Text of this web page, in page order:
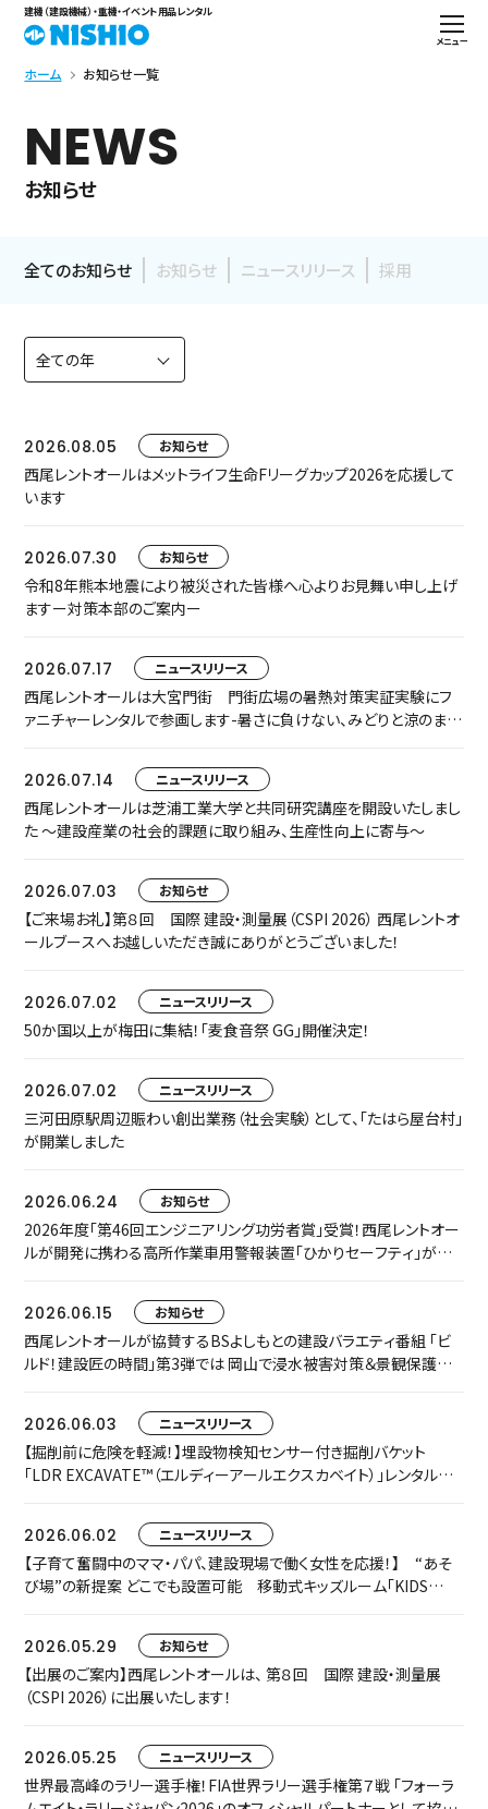
建機（建設機械）・重機・イベント用品レンタル
メニュー
ホーム お知らせ一覧
NEWS
お知らせ
全てのお知らせ お知らせ ニュースリリース 採用
2026.08.05 お知らせ
西尾レントオールはメットライフ生命Fリーグカップ2026を応援して
います
2026.07.30 お知らせ
令和8年熊本地震により被災された皆様へ心よりお見舞い申し上げ
ますー対策本部のご案内ー
2026.07.17 ニュースリリース
西尾レントオールは大宮門街 門街広場の暑熱対策実証実験にフ
ァニチャーレンタルで参画します-暑さに負けない、みどりと涼のまち
2026.07.14
ニュースリリース
西尾レントオールは芝浦工業大学と共同研究講座を開設いたしまし
た ～建設産業の社会的課題に取り組み、生産性向上に寄与～
2026.07.03 お知らせ
【ご来場お礼】第８回 国際 建設・測量展（CSPI 2026） 西尾レントオ
ールブースへお越しいただき誠にありがとうございました！
2026.07.02 ニュースリリース
50か国以上が梅田に集結！「麦食音祭 GG」開催決定！
2026.07.02 ニュースリリース
三河田原駅周辺賑わい創出業務（社会実験）として、「たはら屋台村」
が開業しました
2026.06.24 お知らせ
2026年度「第46回エンジニアリング功労者賞」受賞！西尾レントオー
ルが開発に携わる高所作業車用警報装置「ひかりセーフティ」が中
2026.06.15
お知らせ
西尾レントオールが協賛するBSよしもとの建設バラエティ番組 「ビ
ルド！建設匠の時間」第3弾では 岡山で浸水被害対策＆景観保護共
2026.06.03
ニュースリリース
【掘削前に危険を軽減！】埋設物検知センサー付き掘削バケット
「LDR EXCAVATE™（エルディーアールエクスカベイト）」レンタルを
2026.06.02
ニュースリリース
【子育て奮闘中のママ・パパ、建設現場で働く女性を応援！】 “あそ
び場”の新提案 どこでも設置可能 移動式キッズルーム「KIDS
2026.05.29
お知らせ
【出展のご案内】西尾レントオールは、 第８回 国際 建設・測量展
（CSPI 2026）に出展いたします！
2026.05.25 ニュースリリース
世界最高峰のラリー選手権！FIA世界ラリー選手権第７戦 「フォーラ